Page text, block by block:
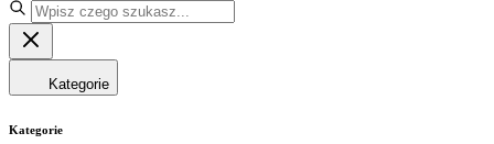
Kategorie
Kategorie